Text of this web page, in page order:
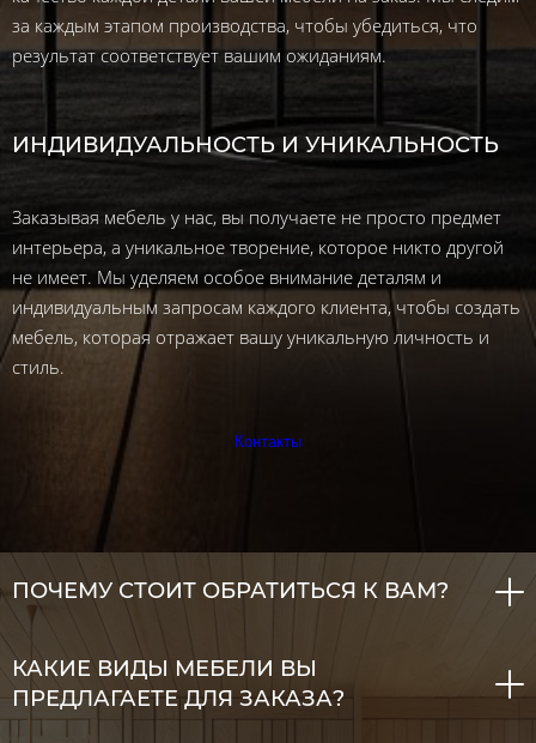
за каждым этапом производства, чтобы убедиться, что
результат соответствует вашим ожиданиям.
ИНДИВИДУАЛЬНОСТЬ И УНИКАЛЬНОСТЬ
Заказывая мебель у нас, вы получаете не просто предмет
интерьера, а уникальное творение, которое никто другой
не имеет. Мы уделяем особое внимание деталям и
индивидуальным запросам каждого клиента, чтобы создать
мебель, которая отражает вашу уникальную личность и
стиль.
Контакты
ПОЧЕМУ СТОИТ ОБРАТИТЬСЯ К ВАМ?
КАКИЕ ВИДЫ МЕБЕЛИ ВЫ
ПРЕДЛАГАЕТЕ ДЛЯ ЗАКАЗА?